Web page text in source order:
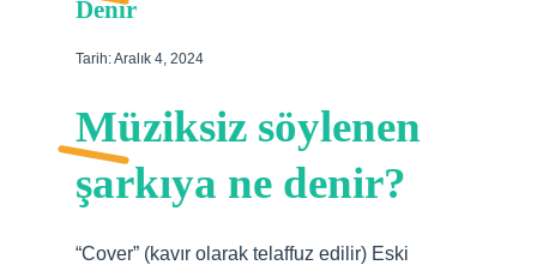
Denir
Tarih: Aralık 4, 2024
Müziksiz söylenen
şarkıya ne denir?
“Cover” (kavır olarak telaffuz edilir) Eski